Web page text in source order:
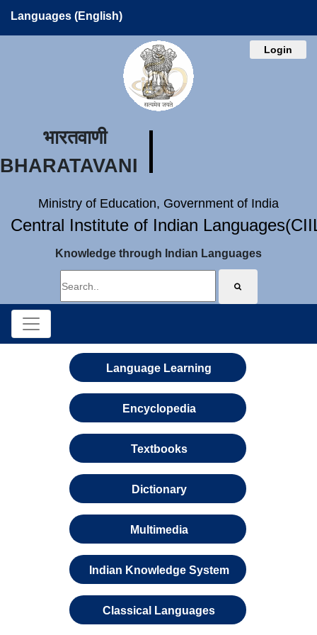
Languages (English)
Login
भारतवाणी
BHARATAVANI
Ministry of Education, Government of India
Central Institute of Indian
Knowledge through Indian Languages
Language Learning
Encyclopedia
Textbooks
Dictionary
Multimedia
Indian Knowledge System
Classical Languages